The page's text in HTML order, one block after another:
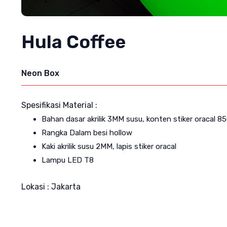
Hula Coffee
Neon Box
Spesifikasi Material :
Bahan dasar akrilik 3MM susu, konten stiker oracal
Rangka Dalam besi hollow
Kaki akrilik susu 2MM, lapis stiker oracal
Lampu LED T8
Lokasi : Jakarta